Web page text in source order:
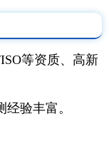
等资质、高新
验丰富。